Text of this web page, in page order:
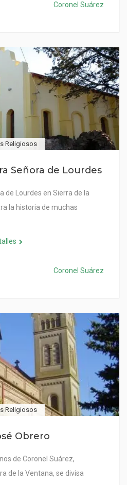
Coronel Suárez
Religiosos
Señora de Lourdes
de Lourdes en Sierra de la
la historia de muchas
Coronel Suárez
Religiosos
Obrero
de Coronel Suárez,
de la Ventana, se divisa